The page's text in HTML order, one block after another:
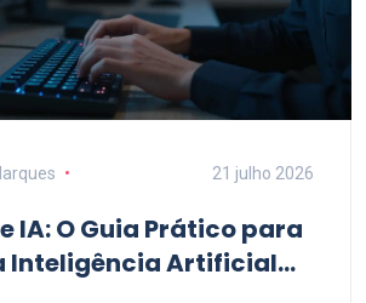
21 julho 2026
IA: O Guia Prático para
Inteligência Artificial